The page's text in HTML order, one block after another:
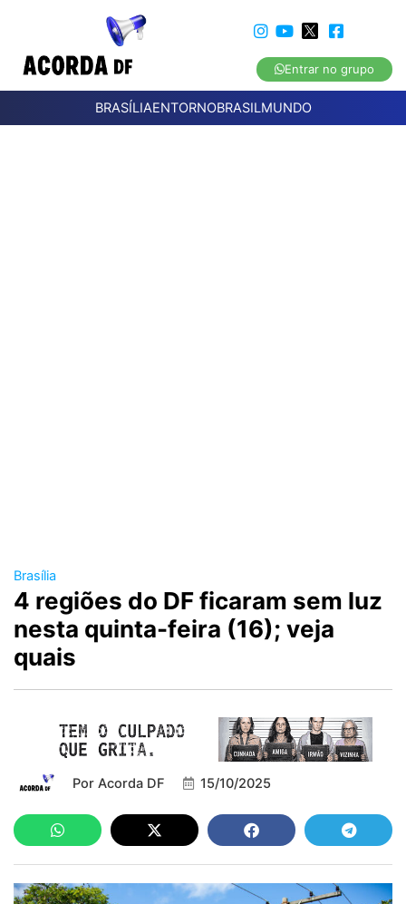
Entrar no grupo
BRASÍLIAENTORNOBRASILMUNDO
Brasília
4 regiões do DF ficaram sem luz
nesta quinta-feira (16); veja
quais
Por Acorda DF 15/10/2025